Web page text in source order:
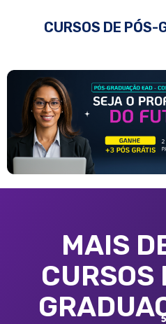
CURSOS DE PÓS-
MAIS
CURSOS